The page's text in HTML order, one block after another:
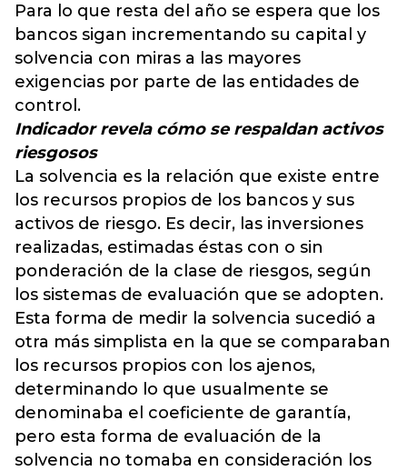
Para lo que resta del año se espera que los
bancos sigan incrementando su capital y
solvencia con miras a las mayores
exigencias por parte de las entidades de
control.
Indicador revela cómo se respaldan activos
riesgosos
La solvencia es la relación que existe entre
los recursos propios de los bancos y sus
activos de riesgo. Es decir, las inversiones
realizadas, estimadas éstas con o sin
ponderación de la clase de riesgos, según
los sistemas de evaluación que se adopten.
Esta forma de medir la solvencia sucedió a
otra más simplista en la que se comparaban
los recursos propios con los ajenos,
determinando lo que usualmente se
denominaba el coeficiente de garantía,
pero esta forma de evaluación de la
solvencia no tomaba en consideración los